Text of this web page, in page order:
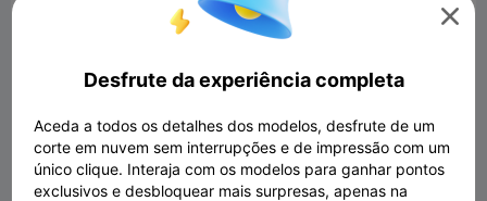

Desfrute da experiência completa
Aceda a todos os detalhes dos modelos, desfrute de um
corte em nuvem sem interrupções e de impressão com um
único clique. Interaja com os modelos para ganhar pontos
exclusivos e desbloquear mais surpresas, apenas na